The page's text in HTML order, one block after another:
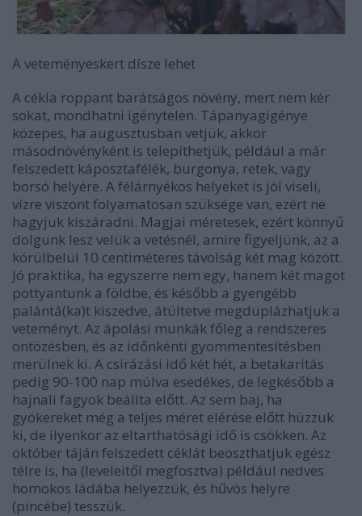
A veteményeskert dísze lehet
A cékla roppant barátságos növény, mert nem kér
sokat, mondhatni igénytelen. Tápanyagigénye
közepes, ha augusztusban vetjük, akkor
másodnövényként is telepíthetjük, például a már
felszedett káposztafélék, burgonya, retek, vagy
borsó helyére. A félárnyékos helyeket is jól viseli,
vízre viszont folyamatosan szüksége van, ezért ne
hagyjuk kiszáradni. Magjai méretesek, ezért könnyű
dolgunk lesz velük a vetésnél, amire figyeljünk, az a
körülbelül 10 centiméteres távolság két mag között.
Jó praktika, ha egyszerre nem egy, hanem két magot
pottyantunk a földbe, és később a gyengébb
palántá(ka)t kiszedve, átültetve megduplázhatjuk a
veteményt. Az ápolási munkák főleg a rendszeres
öntözésben, és az időnkénti gyommentesítésben
merülnek ki. A csírázási idő két hét, a betakarítás
pedig 90-100 nap múlva esedékes, de legkésőbb a
hajnali fagyok beállta előtt. Az sem baj, ha
gyökereket még a teljes méret elérése előtt húzzuk
ki, de ilyenkor az eltarthatósági idő is csökken. Az
október táján felszedett céklát beoszthatjuk egész
télre is, ha (leveleitől megfosztva) például nedves
homokos ládába helyezzük, és hűvös helyre
(pincébe) tesszük.